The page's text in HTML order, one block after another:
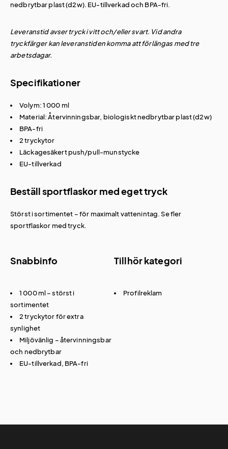
nedbrytbar plast (d2w). EU-tillverkad och BPA-fri.
Leveranstid avser tryck i vitt och/eller svart. Vid andra
tryckfärger kan leveranstiden komma att förlängas med tre
arbetsdagar.
Specifikationer
Volym: 1 000 ml
Material: Återvinningsbar, biologiskt nedbrytbar plast (d2w)
BPA-fri
2 tryckytor
Läckagesäkert push/pull-munstycke
EU-tillverkad
Beställ sportflaskor med eget tryck
Störst i sortimentet – för maximalt vattenintag. Se fler
sportflaskor med tryck.
Snabbinfo
1 000 ml – störst i
sortimentet
2 tryckytor för extra
synlighet
Miljövänlig – återvinningsbar
och nedbrytbar
EU-tillverkad, BPA-fri
Tillhör kategori
Profilreklam